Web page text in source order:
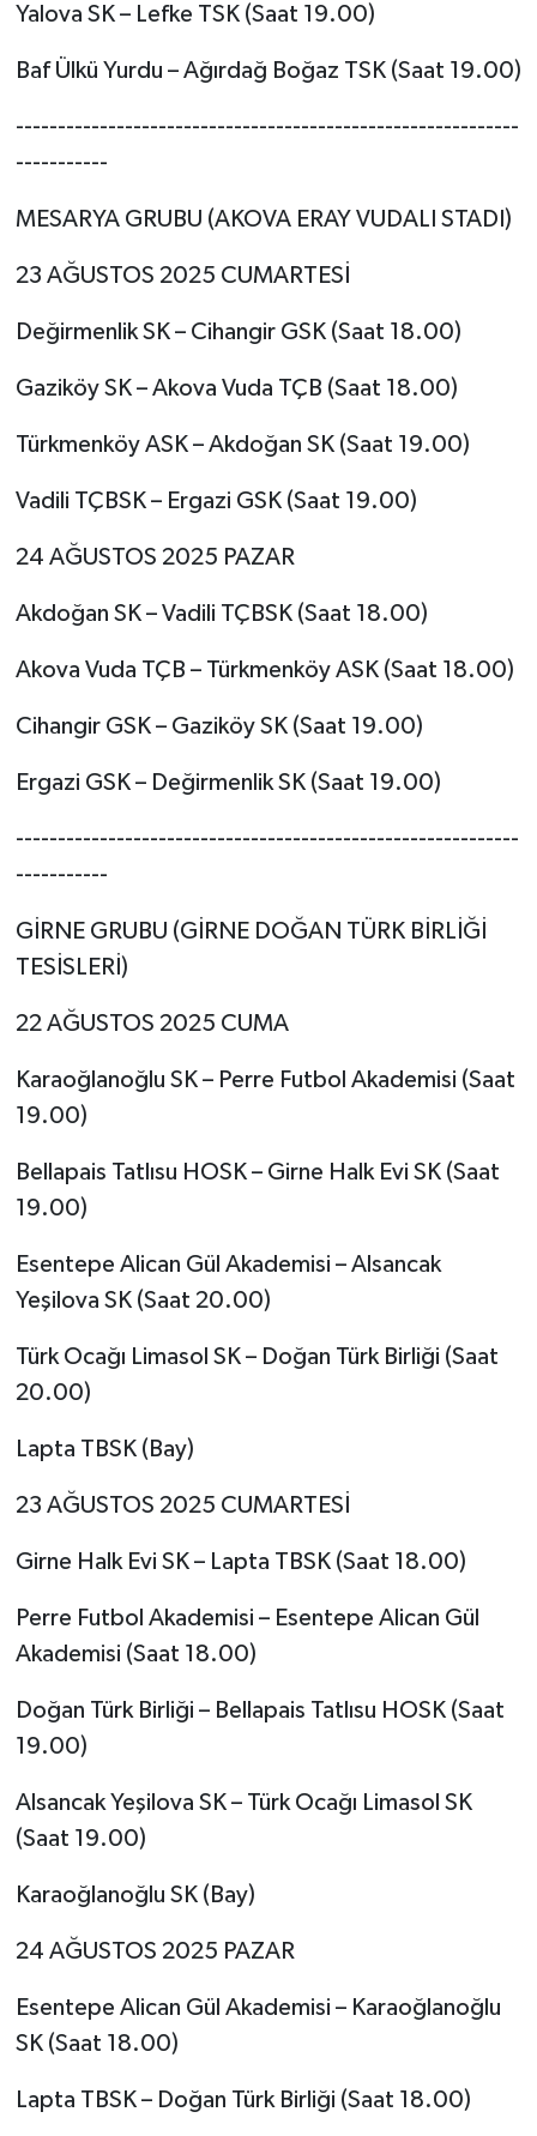
Yalova SK – Lefke TSK (Saat 19.00)
Baf Ülkü Yurdu – Ağırdağ Boğaz TSK (Saat 19.00)
------------------------------------------------------------
-----------
MESARYA GRUBU (AKOVA ERAY VUDALI STADI)
23 AĞUSTOS 2025 CUMARTESİ
Değirmenlik SK – Cihangir GSK (Saat 18.00)
Gaziköy SK – Akova Vuda TÇB (Saat 18.00)
Türkmenköy ASK – Akdoğan SK (Saat 19.00)
Vadili TÇBSK – Ergazi GSK (Saat 19.00)
24 AĞUSTOS 2025 PAZAR
Akdoğan SK – Vadili TÇBSK (Saat 18.00)
Akova Vuda TÇB – Türkmenköy ASK (Saat 18.00)
Cihangir GSK – Gaziköy SK (Saat 19.00)
Ergazi GSK – Değirmenlik SK (Saat 19.00)
------------------------------------------------------------
-----------
GİRNE GRUBU (GİRNE DOĞAN TÜRK BİRLİĞİ
TESİSLERİ)
22 AĞUSTOS 2025 CUMA
Karaoğlanoğlu SK – Perre Futbol Akademisi (Saat
19.00)
Bellapais Tatlısu HOSK – Girne Halk Evi SK (Saat
19.00)
Esentepe Alican Gül Akademisi – Alsancak
Yeşilova SK (Saat 20.00)
Türk Ocağı Limasol SK – Doğan Türk Birliği (Saat
20.00)
Lapta TBSK (Bay)
23 AĞUSTOS 2025 CUMARTESİ
Girne Halk Evi SK – Lapta TBSK (Saat 18.00)
Perre Futbol Akademisi – Esentepe Alican Gül
Akademisi (Saat 18.00)
Doğan Türk Birliği – Bellapais Tatlısu HOSK (Saat
19.00)
Alsancak Yeşilova SK – Türk Ocağı Limasol SK
(Saat 19.00)
Karaoğlanoğlu SK (Bay)
24 AĞUSTOS 2025 PAZAR
Esentepe Alican Gül Akademisi – Karaoğlanoğlu
SK (Saat 18.00)
Lapta TBSK – Doğan Türk Birliği (Saat 18.00)